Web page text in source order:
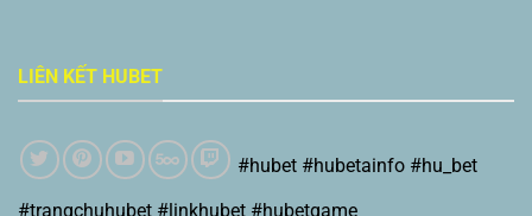
LIÊN KẾT HUBET
#hubet #hubetainfo #hu_bet
#trangchuhubet #linkhubet #hubetgame